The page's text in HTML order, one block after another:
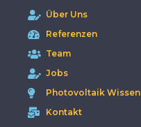
Über Uns
Referenzen
Team
Jobs
Photovoltaik Wissen
Kontakt